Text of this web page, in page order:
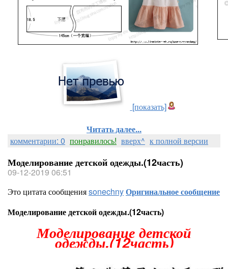
[показать]
Читать далее...
комментарии: 0 понравилось! вверх^ к полной версии
Моделирование детской одежды.(12часть)
09-12-2019 06:51
Это цитата сообщенияsonechnyОригинальное сообщение
Моделирование детской одежды.(12часть)
Моделирование детской
одежды.(12часть)